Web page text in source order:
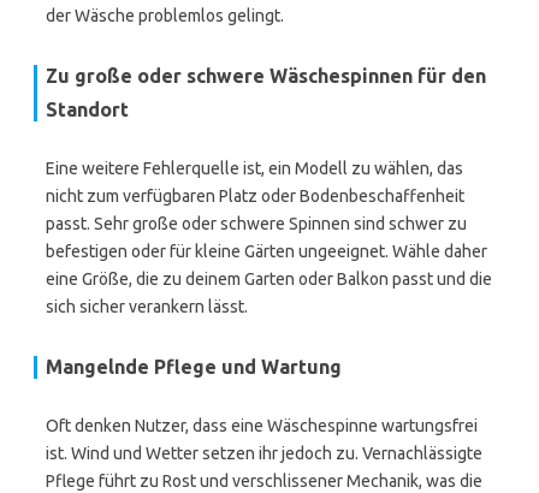
der Wäsche problemlos gelingt.
Zu große oder schwere Wäschespinnen für den
Standort
Eine weitere Fehlerquelle ist, ein Modell zu wählen, das
nicht zum verfügbaren Platz oder Bodenbeschaffenheit
passt. Sehr große oder schwere Spinnen sind schwer zu
befestigen oder für kleine Gärten ungeeignet. Wähle daher
eine Größe, die zu deinem Garten oder Balkon passt und die
sich sicher verankern lässt.
Mangelnde Pflege und Wartung
Oft denken Nutzer, dass eine Wäschespinne wartungsfrei
ist. Wind und Wetter setzen ihr jedoch zu. Vernachlässigte
Pflege führt zu Rost und verschlissener Mechanik, was die